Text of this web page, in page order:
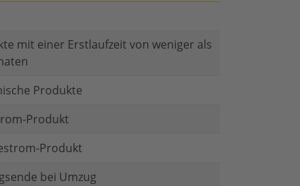
mit einer Erstlaufzeit von weniger als
Produkte
Produkt
Produkt
bei Umzug